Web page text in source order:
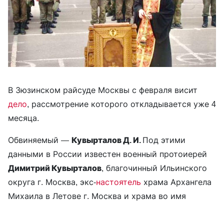
В Зюзинском райсуде Москвы с февраля висит
дело, рассмотрение которого откладывается уже 4
месяца.
Обвиняемый — Кувырталов Д. И. Под этими
данными в России известен военный протоиерей
Димитрий Кувырталов, благочинный Ильинского
округа г. Москва, экс-настоятель храма Архангела
Михаила в Летове г. Москва и храма во имя